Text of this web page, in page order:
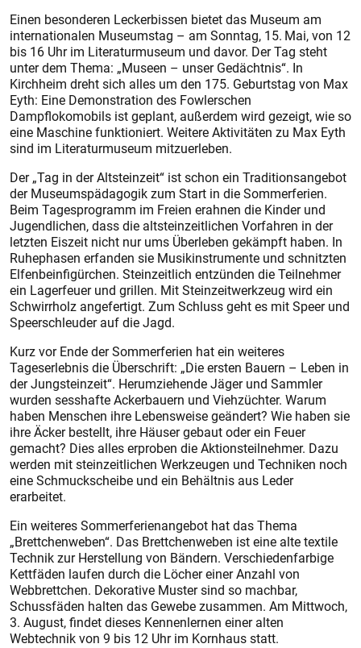
Einen besonderen Leckerbissen bietet das Museum am
internationalen Museumstag – am Sonntag, 15. Mai, von 12
bis 16 Uhr im Literaturmuseum und davor. Der Tag steht
unter dem Thema: „Museen – unser Gedächtnis“. In
Kirchheim dreht sich alles um den 175. Geburtstag von Max
Eyth: Eine Demonstration des Fowlerschen
Dampflokomobils ist geplant, außerdem wird gezeigt, wie so
eine Maschine funktioniert. Weitere Aktivitäten zu Max Eyth
sind im Literaturmuseum mitzuerleben.
Der „Tag in der Altsteinzeit“ ist schon ein Traditionsangebot
der Museumspädagogik zum Start in die Sommerferien.
Beim Tagesprogramm im Freien erahnen die Kinder und
Jugendlichen, dass die altsteinzeitlichen Vorfahren in der
letzten Eiszeit nicht nur ums Überleben gekämpft haben. In
Ruhephasen erfanden sie Musikinstrumente und schnitzten
Elfenbeinfigürchen. Steinzeitlich entzünden die Teilnehmer
ein Lagerfeuer und grillen. Mit Steinzeitwerkzeug wird ein
Schwirrholz angefertigt. Zum Schluss geht es mit Speer und
Speerschleuder auf die Jagd.
Kurz vor Ende der Sommerferien hat ein weiteres
Tageserlebnis die Überschrift: „Die ersten Bauern – Leben in
der Jungsteinzeit“. Herumziehende Jäger und Sammler
wurden sesshafte Ackerbauern und Viehzüchter. Warum
haben Menschen ihre Lebensweise geändert? Wie haben sie
ihre Äcker bestellt, ihre Häuser gebaut oder ein Feuer
gemacht? Dies alles erproben die Aktionsteilnehmer. Dazu
werden mit steinzeitlichen Werkzeugen und Techniken noch
eine Schmuckscheibe und ein Behältnis aus Leder
erarbeitet.
Ein weiteres Sommerferienangebot hat das Thema
„Brettchenweben“. Das Brettchenweben ist eine alte textile
Technik zur Herstellung von Bändern. Verschiedenfarbige
Kettfäden laufen durch die Löcher einer Anzahl von
Webbrettchen. Dekorative Muster sind so machbar,
Schussfäden halten das Gewebe zusammen. Am Mittwoch,
3. August, findet dieses Kennenlernen einer alten
Webtechnik von 9 bis 12 Uhr im Kornhaus statt.